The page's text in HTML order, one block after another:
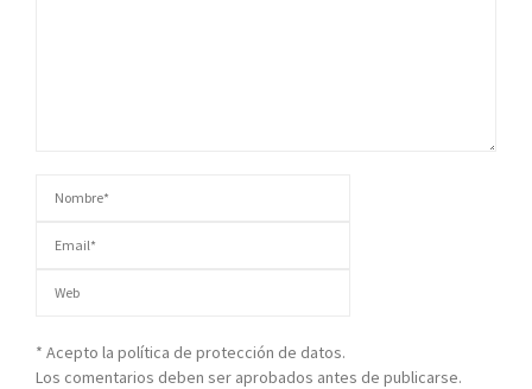
* Acepto la política de protección de datos.
Los comentarios deben ser aprobados antes de publicarse.